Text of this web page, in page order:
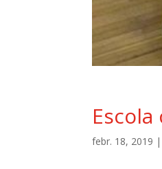
febr. 18, 2019